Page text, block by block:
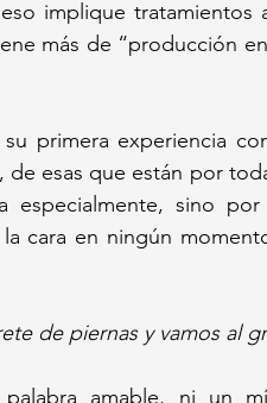
implique tratamientos
más de “producción
primera experiencia
esas que están por
especialmente, sino por
cara en ningún
de piernas y vamos al
amable, ni un